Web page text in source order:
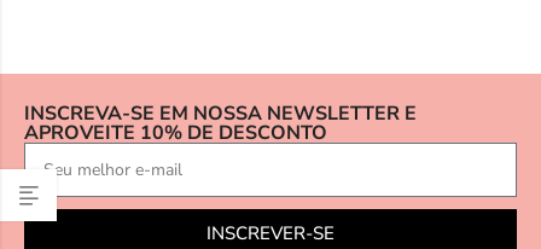
INSCREVA-SE EM NOSSA NEWSLETTER E
APROVEITE 10% DE DESCONTO
INSCREVER-SE